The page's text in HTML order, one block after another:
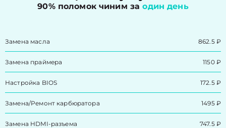
90% поломок чиним заодин день
Замена масла 862.5 ₽
Замена праймера 1150 ₽
Настройка BIOS 172.5 ₽
Замена/Pемонт карбюратора 1495 ₽
Замена HDMI-разъема 747.5 ₽